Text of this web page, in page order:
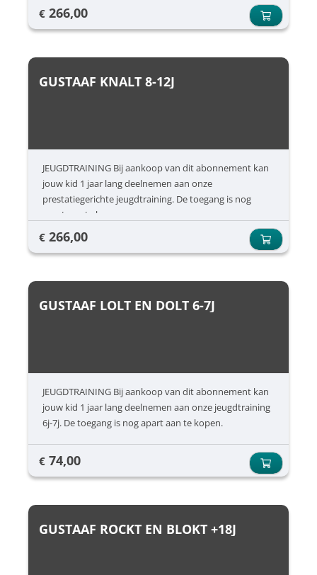
€ 266,00
GUSTAAF KNALT 8-12J
JEUGDTRAINING Bij aankoop van dit abonnement kan
jouw kid 1 jaar lang deelnemen aan onze
prestatiegerichte jeugdtraining. De toegang is nog
apart aan te kopen.
€ 266,00
GUSTAAF LOLT EN DOLT 6-7J
JEUGDTRAINING Bij aankoop van dit abonnement kan
jouw kid 1 jaar lang deelnemen aan onze jeugdtraining
6j-7j. De toegang is nog apart aan te kopen.
€ 74,00
GUSTAAF ROCKT EN BLOKT +18J